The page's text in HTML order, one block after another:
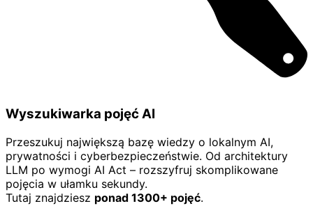
Wyszukiwarka pojęć AI
Przeszukuj największą bazę wiedzy o lokalnym AI,
prywatności i cyberbezpieczeństwie. Od architektury
LLM po wymogi AI Act – rozszyfruj skomplikowane
pojęcia w ułamku sekundy.
Tutaj znajdziesz ponad 1300+ pojęć.